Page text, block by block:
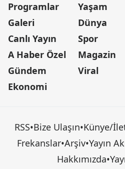
Programlar
Galeri
Canlı Yayın
A Haber Özel
Gündem
Ekonomi
Yaşam
Dünya
Spor
Magazin
Viral
RSS•Bize Ulaşın•Künye/
Frekanslar•Arşiv•Yayın
Hakkımızda•